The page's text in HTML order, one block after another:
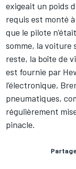
exigeait un poids
requis est monté
que le pilote
somme, la voiture
reste, la boîte de
est fournie par
l’électronique,
pneumatiques,
régulièrement
pinacle.